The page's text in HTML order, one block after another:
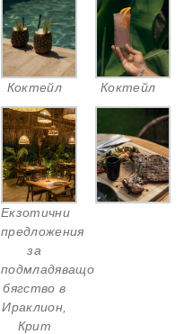
Коктейл Коктейл
Екзотични
предложения
за
подмладяващо
бягство в
Ираклион,
Крит